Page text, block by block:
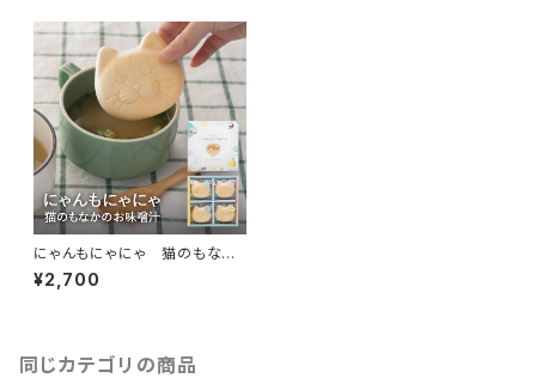
にゃんもにゃにゃ 猫のもなか
のお味噌汁
¥2,700
同じカテゴリの商品